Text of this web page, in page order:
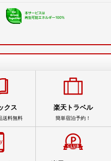
クス
送料無料
楽天トラベル
簡単宿泊予約！